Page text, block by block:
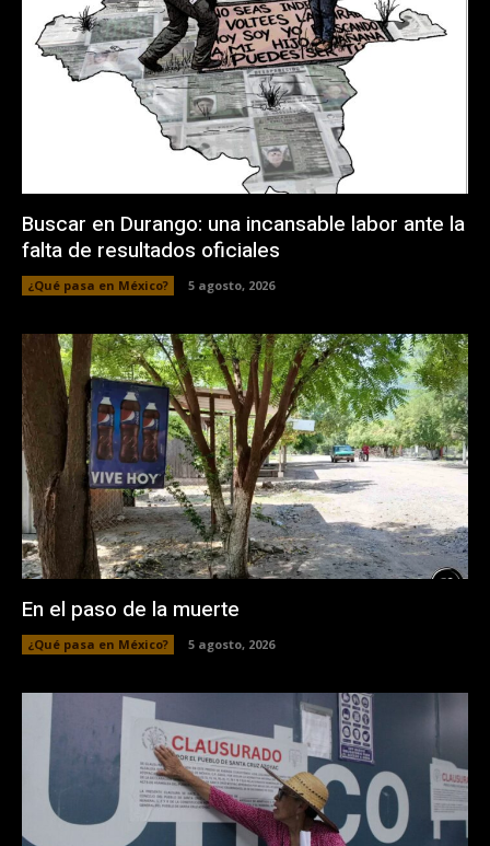
Buscar en Durango: una incansable labor ante la
falta de resultados oficiales
¿Qué pasa en México? 5 agosto, 2026
En el paso de la muerte
¿Qué pasa en México? 5 agosto, 2026